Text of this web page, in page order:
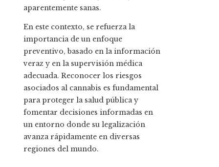
aparentemente sanas.
En este contexto, se refuerza la
importancia de un enfoque
preventivo, basado en la información
veraz y en la supervisión médica
adecuada. Reconocer los riesgos
asociados al cannabis es fundamental
para proteger la salud pública y
fomentar decisiones informadas en
un entorno donde su legalización
avanza rápidamente en diversas
regiones del mundo.